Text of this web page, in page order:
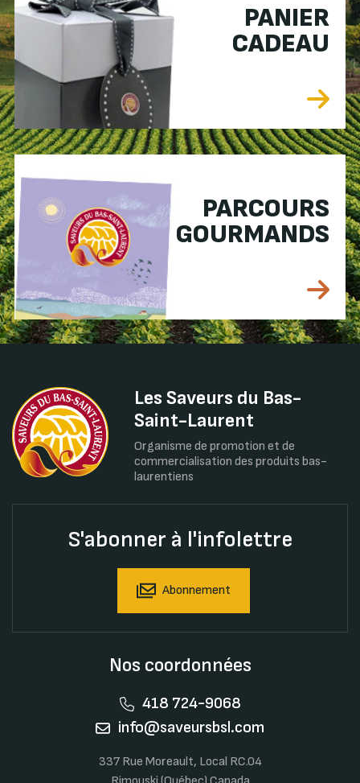
PANIER
CADEAU
PARCOURS
GOURMANDS
Les Saveurs du Bas-
Saint-Laurent
Organisme de promotion et de
commercialisation des produits bas-
laurentiens
S'abonner à l'infolettre
Abonnement
Nos coordonnées
418 724-9068
info@saveursbsl.com
337 Rue Moreault, Local RC.04